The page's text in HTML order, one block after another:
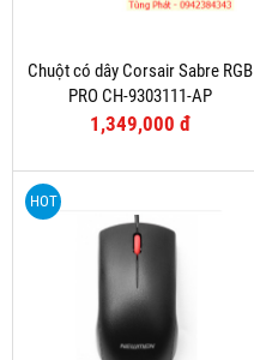
Chuột có dây Corsair Sabre RGB
PRO CH-9303111-AP
1,349,000 đ
HOT